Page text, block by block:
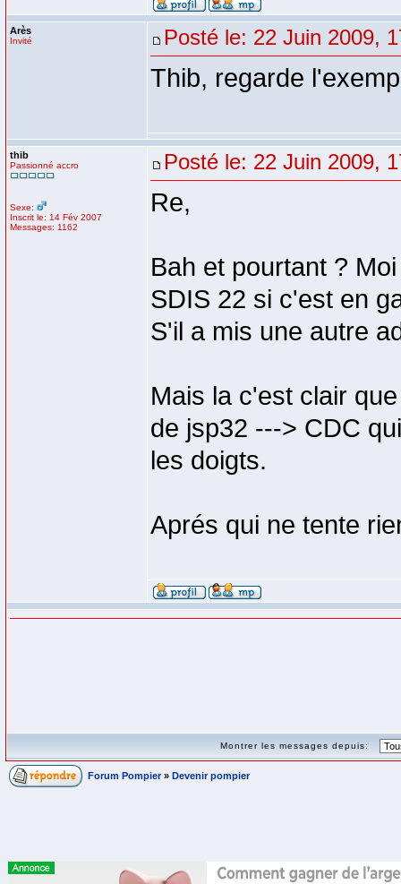
Arès
Invité Posté le: 22 Juin 2009,
Thib, regarde
thib
Passionné accro
Sexe:
Inscrit le: 14 Fév 2007
Messages: 1162
Posté le: 22 Juin 2009,
Re,
Bah et pourtant ?
SDIS 22 si c'est en
S'il a mis une autre
Mais la c'est clair
de jsp32 ---> CDC
les doigts.
Aprés qui ne tente
Montrer les messages depuis:
Forum Pompier » Devenir pompier